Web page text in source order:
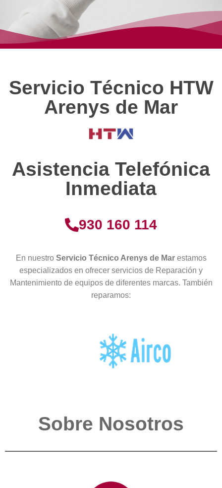
Servicio Técnico HTW
Arenys de Mar
Asistencia Telefónica
Inmediata
930 160 114
En nuestro Servicio Técnico Arenys de Mar estamos
especializados en ofrecer servicios de Reparación y
Mantenimiento de equipos de diferentes marcas. También
reparamos:
Sobre Nosotros